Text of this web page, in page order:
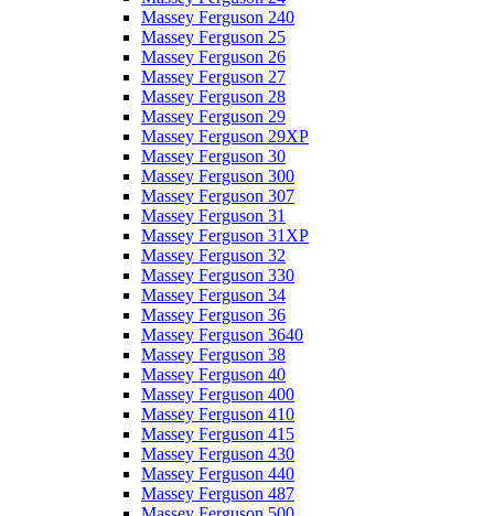
Massey Ferguson 240
Massey Ferguson 25
Massey Ferguson 26
Massey Ferguson 27
Massey Ferguson 28
Massey Ferguson 29
Massey Ferguson 29XP
Massey Ferguson 30
Massey Ferguson 300
Massey Ferguson 307
Massey Ferguson 31
Massey Ferguson 31XP
Massey Ferguson 32
Massey Ferguson 330
Massey Ferguson 34
Massey Ferguson 36
Massey Ferguson 3640
Massey Ferguson 38
Massey Ferguson 40
Massey Ferguson 400
Massey Ferguson 410
Massey Ferguson 415
Massey Ferguson 430
Massey Ferguson 440
Massey Ferguson 487